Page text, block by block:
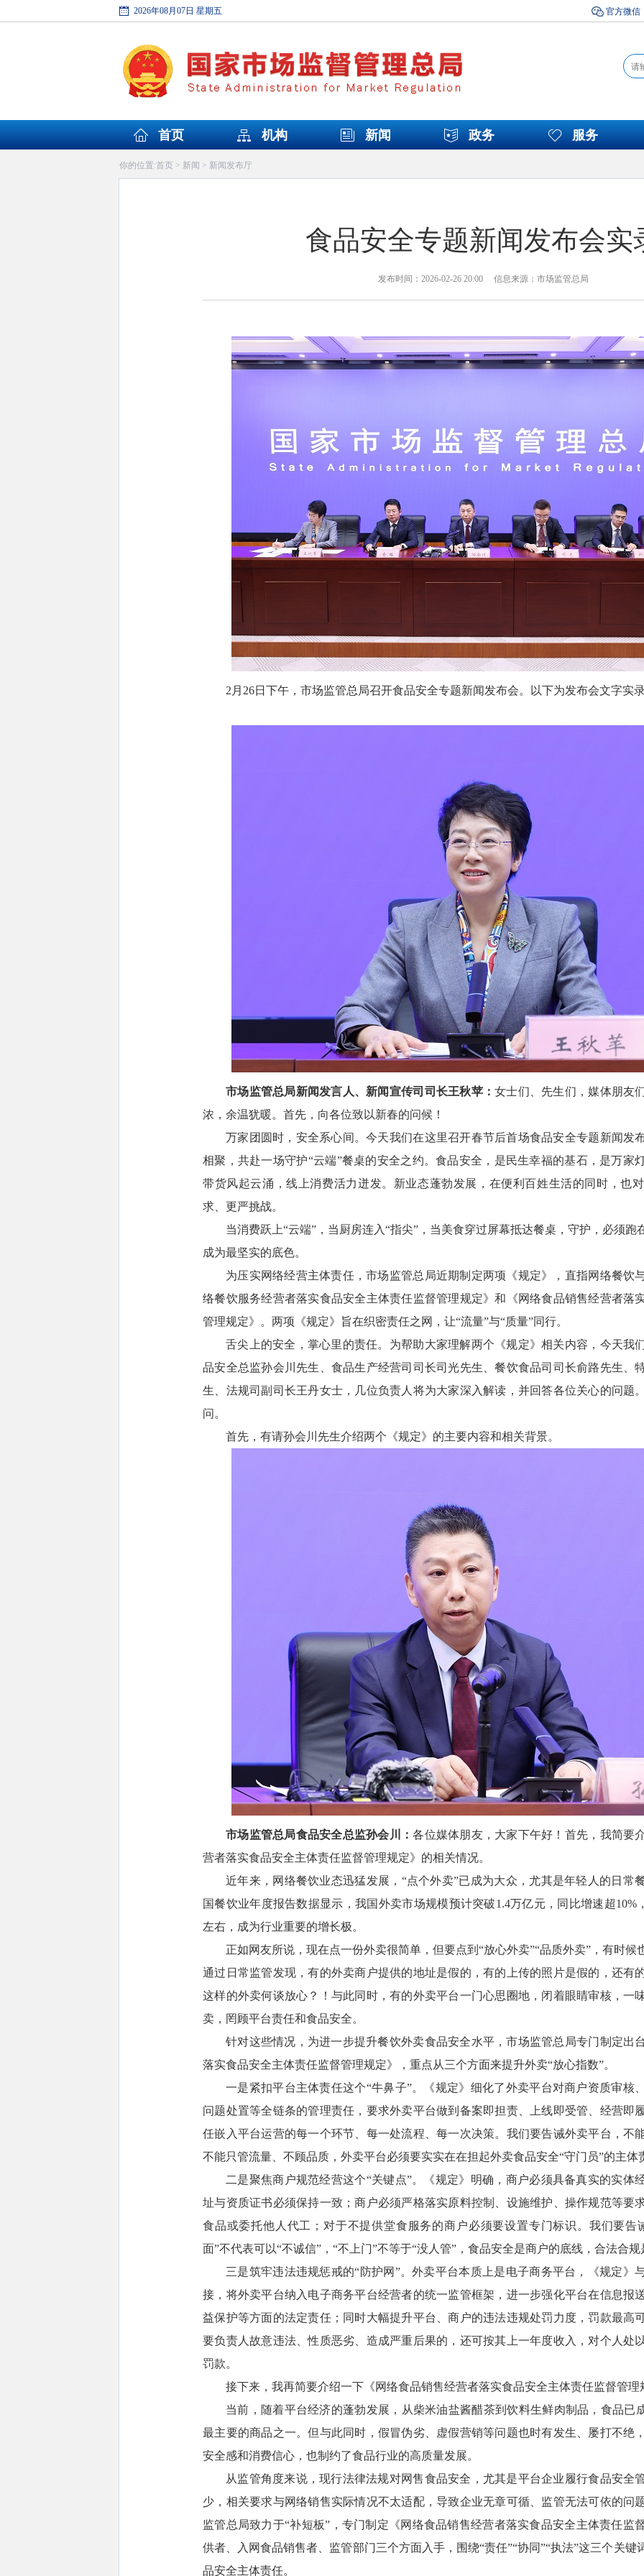
2026年08月07日 星期五 官方微信
首页 机构 新闻 政务 服务
你的位置:首页> 新闻 > 新闻发布厅
食品安全专题新闻发布会实
发布时间：2026-02-26 20:00 信息来源：市场监管总局
2月26日下午，市场监管总局召开食品安全专题新闻发布会。以下为发布会文字实
市场监管总局新闻发言人、新闻宣传司司长王秋苹：女士们、先生们，媒体朋友
浓，余温犹暖。首先，向各位致以新春的问候！
万家团圆时，安全系心间。今天我们在这里召开春节后首场食品安全专题新闻发
相聚，共赴一场守护“云端”餐桌的安全之约。食品安全，是民生幸福的基石，是万家
带货风起云涌，线上消费活力迸发。新业态蓬勃发展，在便利百姓生活的同时，也
求、更严挑战。
当消费跃上“云端”，当厨房连入“指尖”，当美食穿过屏幕抵达餐桌，守护，必须跑
成为最坚实的底色。
为压实网络经营主体责任，市场监管总局近期制定两项《规定》，直指网络餐饮
络餐饮服务经营者落实食品安全主体责任监督管理规定》和《网络食品销售经营者落
管理规定》。两项《规定》旨在织密责任之网，让“流量”与“质量”同行。
舌尖上的安全，掌心里的责任。为帮助大家理解两个《规定》相关内容，今天我
品安全总监孙会川先生、食品生产经营司司长司光先生、餐饮食品司司长俞路先生、
生、法规司副司长王丹女士，几位负责人将为大家深入解读，并回答各位关心的问题
问。
首先，有请孙会川先生介绍两个《规定》的主要内容和相关背景。
市场监管总局食品安全总监孙会川：各位媒体朋友，大家下午好！首先，我简要
营者落实食品安全主体责任监督管理规定》的相关情况。
近年来，网络餐饮业态迅猛发展，“点个外卖”已成为大众，尤其是年轻人的日常
国餐饮业年度报告数据显示，我国外卖市场规模预计突破1.4万亿元，同比增速超10%
左右，成为行业重要的增长极。
正如网友所说，现在点一份外卖很简单，但要点到“放心外卖”“品质外卖”，有时候
通过日常监管发现，有的外卖商户提供的地址是假的，有的上传的照片是假的，还有
这样的外卖何谈放心？！与此同时，有的外卖平台一门心思圈地，闭着眼睛审核，一
卖，罔顾平台责任和食品安全。
针对这些情况，为进一步提升餐饮外卖食品安全水平，市场监管总局专门制定出
落实食品安全主体责任监督管理规定》，重点从三个方面来提升外卖“放心指数”。
一是紧扣平台主体责任这个“牛鼻子”。《规定》细化了外卖平台对商户资质审核
问题处置等全链条的管理责任，要求外卖平台做到备案即担责、上线即受管、经营即
任嵌入平台运营的每一个环节、每一处流程、每一次决策。我们要告诫外卖平台，不
不能只管流量、不顾品质，外卖平台必须要实实在在担起外卖食品安全“守门员”的主体
二是聚焦商户规范经营这个“关键点”。《规定》明确，商户必须具备真实的实体
址与资质证书必须保持一致；商户必须严格落实原料控制、设施维护、操作规范等要
食品或委托他人代工；对于不提供堂食服务的商户必须要设置专门标识。我们要告
面”不代表可以“不诚信”，“不上门”不等于“没人管”，食品安全是商户的底线，合法合
三是筑牢违法违规惩戒的“防护网”。外卖平台本质上是电子商务平台，《规定》
接，将外卖平台纳入电子商务平台经营者的统一监管框架，进一步强化平台在信息报
益保护等方面的法定责任；同时大幅提升平台、商户的违法违规处罚力度，罚款最高
要负责人故意违法、性质恶劣、造成严重后果的，还可按其上一年度收入，对个人处
罚款。
接下来，我再简要介绍一下《网络食品销售经营者落实食品安全主体责任监督管理
当前，随着平台经济的蓬勃发展，从柴米油盐酱醋茶到饮料生鲜肉制品，食品已
最主要的商品之一。但与此同时，假冒伪劣、虚假营销等问题也时有发生、屡打不绝
安全感和消费信心，也制约了食品行业的高质量发展。
从监管角度来说，现行法律法规对网售食品安全，尤其是平台企业履行食品安全
少，相关要求与网络销售实际情况不太适配，导致企业无章可循、监管无法可依的问
监管总局致力于“补短板”，专门制定《网络食品销售经营者落实食品安全主体责任监
供者、入网食品销售者、监管部门三个方面入手，围绕“责任”“协同”“执法”这三个关键
品安全主体责任。